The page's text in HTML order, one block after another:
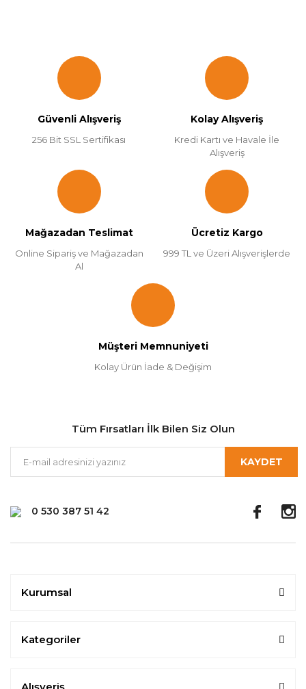
Güvenli Alışveriş
256 Bit SSL Sertifikası
Kolay Alışveriş
Kredi Kartı ve Havale İle
Alışveriş
Mağazadan Teslimat
Online Sipariş ve Mağazadan
Al
Ücretiz Kargo
999 TL ve Üzeri Alışverişlerde
Müşteri Memnuniyeti
Kolay Ürün İade & Değişim
0 530 387 51 42
Tüm Fırsatları İlk Bilen Siz Olun
KAYDET
Kurumsal
Kategoriler